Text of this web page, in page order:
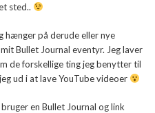
sted..
hænger på derude eller nye
Bullet Journal eventyr. Jeg laver
de forskellige ting jeg benytter til
ud i at lave YouTube videoer
en Bullet Journal og link